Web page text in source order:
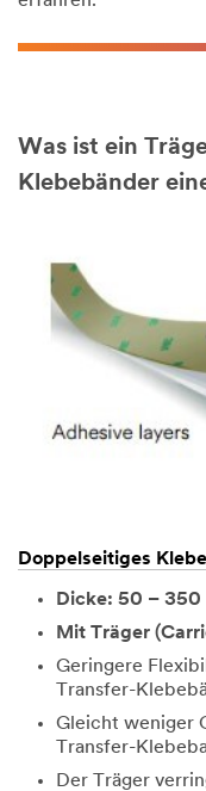
Was ist ein
Klebebänder
Doppelseitiges
Dicke: 50 – 350
Mit Träger
Geringere
Transfer-
Gleicht weniger
Transfer-
Der Träger